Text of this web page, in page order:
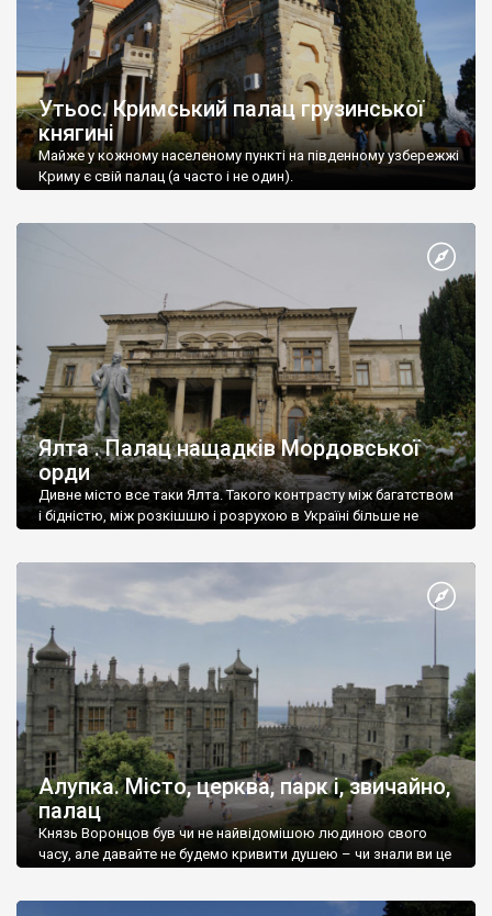
Утьос. Кримський палац грузинської
княгині
Майже у кожному населеному пункті на південному узбережжі
Криму є свій палац (а часто і не один).
Ялта . Палац нащадків Мордовської
орди
Дивне місто все таки Ялта. Такого контрасту між багатством
і бідністю, між розкішшю і розрухою в Україні більше не
Алупка. Місто, церква, парк і, звичайно,
палац
Князь Воронцов був чи не найвідомішою людиною свого
часу, але давайте не будемо кривити душею – чи знали ви це